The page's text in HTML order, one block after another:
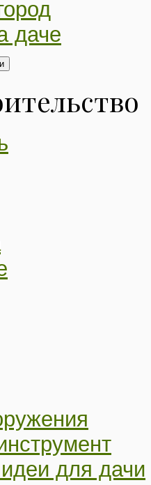
даче
для дачи